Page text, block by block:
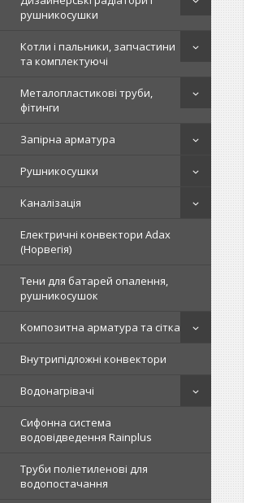
рушникосушки
Котли і пальники, запчастини
та комплектуючі
Металопластикові труби,
фітинги
Запірна арматура
Рушникосушки
Каналізація
Електричні конвектори Adax
(Норвегія)
Тени для батарей опалення,
рушникосушок
Композитна арматура та сітка
Внутрипідложні конвектори
Водонагрівачі
Сифонна система
водовідведення Rainplus
Труби поліетиленові для
водопостачання